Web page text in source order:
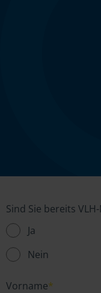
Sind Sie bereits
Ja
Nein
Vorname*